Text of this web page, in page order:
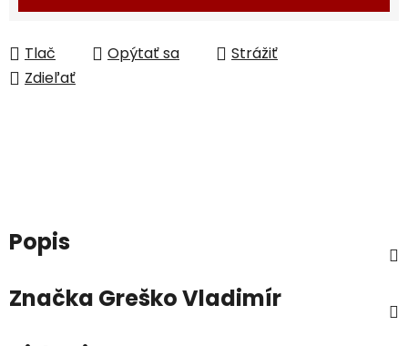
Tlač Opýtať sa
Strážiť
Zdieľať
Popis
Značka Greško Vladimír